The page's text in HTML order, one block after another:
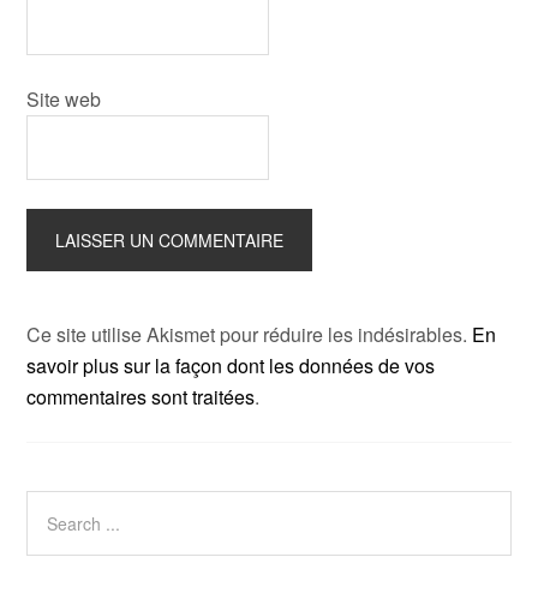
Site web
Ce site utilise Akismet pour réduire les indésirables. En
savoir plus sur la façon dont les données de vos
commentaires sont traitées.